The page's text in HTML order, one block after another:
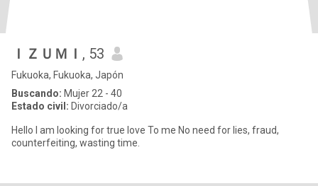
ＩＺＵＭＩ , 53
Fukuoka, Fukuoka, Japón
Buscando: Mujer 22 - 40
Estado civil: Divorciado/a
Hello I am looking for true love To me No need for lies, fraud,
counterfeiting, wasting time.